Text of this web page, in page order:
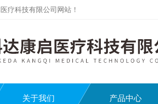
疗科技有限公司网站！
关于我们 产品中心